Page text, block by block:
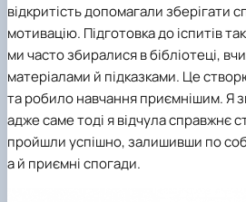
відкритість допомагали зберігати
мотивацію. Підготовка до іспитів
ми часто збиралися в бібліотеці,
матеріалами й підказками. Це
та робило навчання приємнішим. Я
адже саме тоді я відчула справжнє
пройшли успішно, залишивши по
а й приємні спогади.